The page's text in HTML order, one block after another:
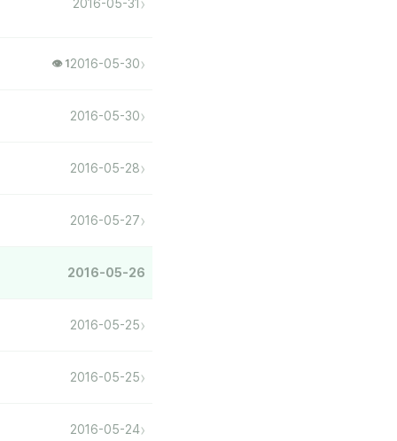
2016-05-31
👁 12016-05-30›
2016-05-30›
2016-05-28›
2016-05-27›
2016-05-26
2016-05-25›
2016-05-25›
2016-05-24›